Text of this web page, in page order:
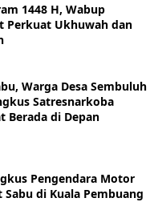
1448 H, Wabup
Perkuat Ukhuwah dan
Warga Desa Sembuluh
Satresnarkoba
Berada di Depan
Pengendara Motor
Sabu di Kuala Pembuang